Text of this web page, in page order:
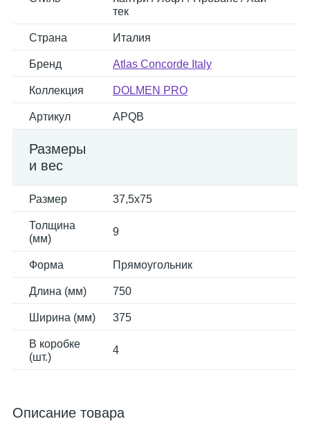
тек
Страна Италия
Бренд Atlas Concorde Italy
Коллекция DOLMEN PRO
Артикул APQB
Размеры
и вес
Размер 37,5x75
Толщина
(мм)
9
Форма Прямоугольник
Длина (мм) 750
Ширина (мм) 375
В коробке
(шт.)
4
Описание товара